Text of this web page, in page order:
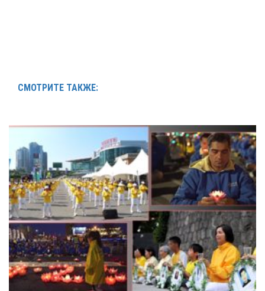
СМОТРИТЕ ТАКЖЕ: